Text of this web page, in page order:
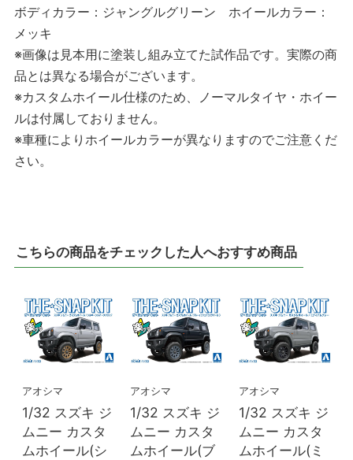
ボディカラー：ジャングルグリーン ホイールカラー：
メッキ
※画像は見本用に塗装し組み立てた試作品です。実際の商
品とは異なる場合がございます。
※カスタムホイール仕様のため、ノーマルタイヤ・ホイー
ルは付属しておりません。
※車種によりホイールカラーが異なりますのでご注意くだ
さい。
こちらの商品をチェックした人へおすすめ商品
アオシマ
1/32 スズキ ジ
ムニー カスタ
ムホイール(シ
アオシマ
1/32 スズキ ジ
ムニー カスタ
ムホイール(ブ
アオシマ
1/32 スズキ ジ
ムニー カスタ
ムホイール(ミ